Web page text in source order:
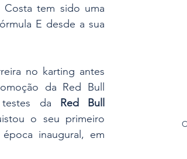
Costa tem sido uma
E desde a sua
no karting antes
da Red Bull
da
Red Bull
o seu primeiro
inaugural, em